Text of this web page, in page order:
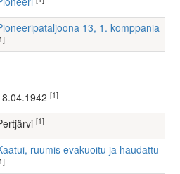
Pioneeripataljoona 13, 1. komppania
18.04.1942 [1]
Pertjärvi [1]
Kaatui, ruumis evakuoitu ja haudattu